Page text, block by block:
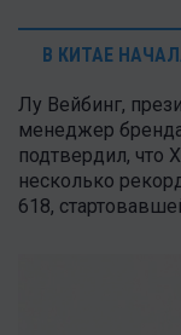
В КИТАЕ
Лу Вейбинг,
менеджер
подтвердил, что
несколько
618,